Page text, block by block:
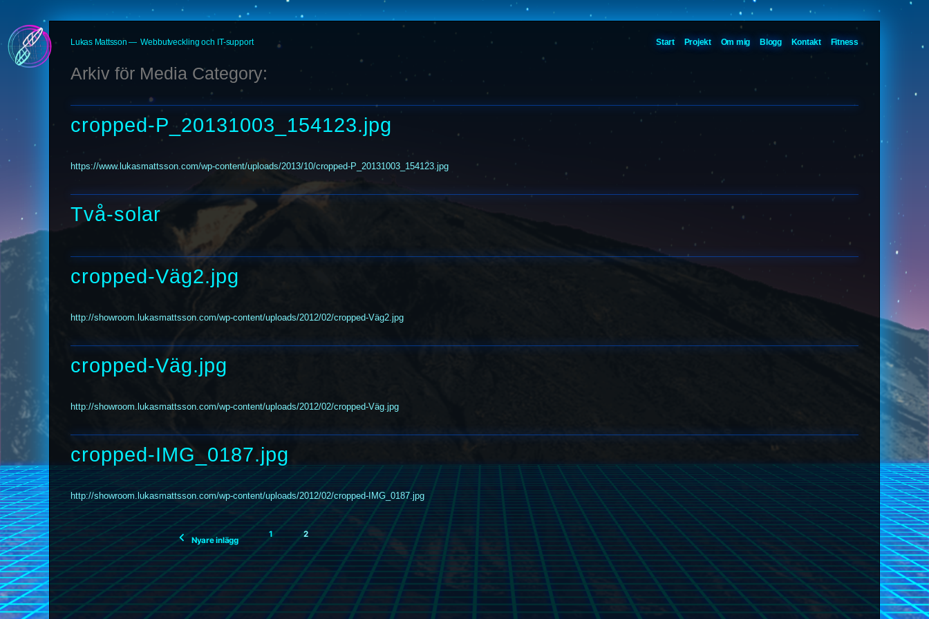
till
Lukas Mattsson Webbutveckling och IT-support Start Projekt Om mig Blogg Kontakt Fitness
Arkiv för Media Category:
cropped-P_20131003_154123.jpg
https://www.lukasmattsson.com/wp-content/uploads/2013/10/cropped-P_20131003_154123.jpg
Två-solar
cropped-Väg2.jpg
http://showroom.lukasmattsson.com/wp-content/uploads/2012/02/cropped-Väg2.jpg
cropped-Väg.jpg
http://showroom.lukasmattsson.com/wp-content/uploads/2012/02/cropped-Väg.jpg
cropped-IMG_0187.jpg
http://showroom.lukasmattsson.com/wp-content/uploads/2012/02/cropped-IMG_0187.jpg
Sidnumrering
för
inlägg
Nyare inlägg
1 2